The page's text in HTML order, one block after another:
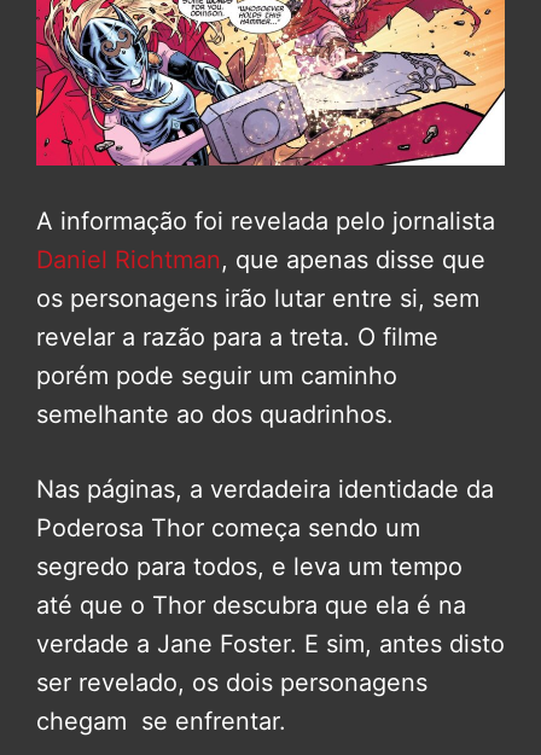
A informação foi revelada pelo jornalista
Daniel Richtman, que apenas disse que
os personagens irão lutar entre si, sem
revelar a razão para a treta. O filme
porém pode seguir um caminho
semelhante ao dos quadrinhos.
Nas páginas, a verdadeira identidade da
Poderosa Thor começa sendo um
segredo para todos, e leva um tempo
até que o Thor descubra que ela é na
verdade a Jane Foster. E sim, antes disto
ser revelado, os dois personagens
chegam se enfrentar.